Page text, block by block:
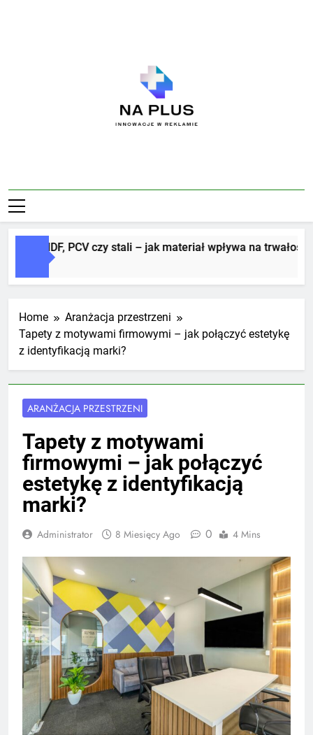
Na Plus
z MDF, PCV czy stali – jak materiał wpływa na trwałość i
Home
Aranżacja przestrzeni
Tapety z motywami firmowymi – jak połączyć estetykę
z identyfikacją marki?
ARANŻACJA PRZESTRZENI
Tapety z motywami
firmowymi – jak połączyć
estetykę z identyfikacją
marki?
Administrator 8 Miesięcy Ago 0 4 Mins